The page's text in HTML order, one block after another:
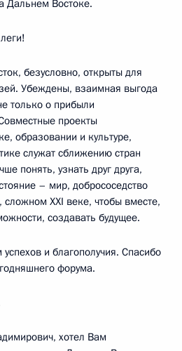
Дальнем Востоке.
безусловно, открыты для
Убеждены, взаимная выгода
только о прибыли
проекты
образовании и культуре,
служат сближению стран
понять, узнать друг друга,
– мир, добрососедство
XXI веке, чтобы вместе,
создавать будущее.
и благополучия. Спасибо
форума.
хотел Вам